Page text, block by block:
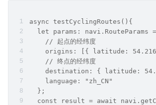
async testCyclingRoutes(){
let params: navi.RouteParams
    // 起点的经纬度
origins: [{ latitude:
    // 终点的经纬度
destination: { latitude:
    language: "zh_CN"
  };
const result = await